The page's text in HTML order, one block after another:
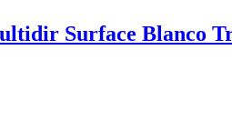
Surface Blanco